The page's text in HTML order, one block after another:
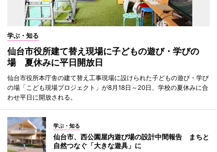
学ぶ・知る
仙台市役所建て替え現場に子どもの遊び・学びの
場 夏休みに平日開放日
仙台市役所本庁舎の建て替え工事現場に設けられた子どもの遊び・学び
の場「こども現場プロジェクト」が8月18日～20日、学校の夏休みに合
わせ平日に開放される。
学ぶ・知る
仙台市、西公園屋内遊び場の設計中間報告 まちと
自然つなぐ「大きな遊具」に